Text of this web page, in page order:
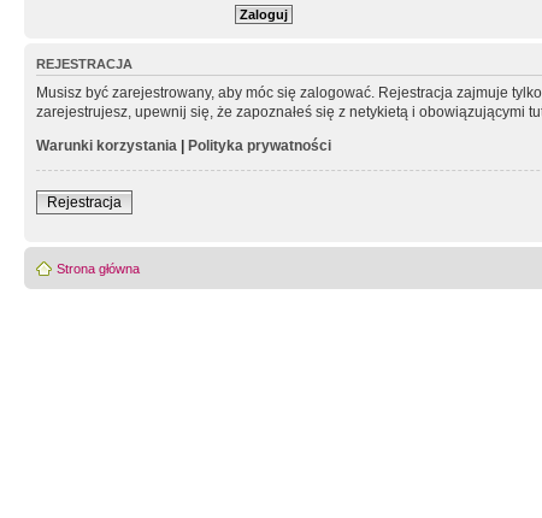
REJESTRACJA
Musisz być zarejestrowany, aby móc się zalogować. Rejestracja zajmuje
zarejestrujesz, upewnij się, że zapoznałeś się z netykietą i obowiązującymi
Warunki korzystania | Polityka prywatności
Rejestracja
Strona główna